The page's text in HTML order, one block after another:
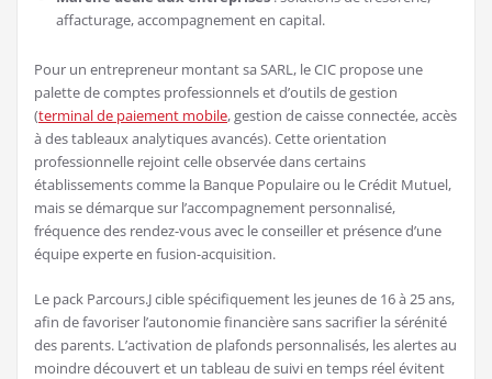
affacturage, accompagnement en capital.
Pour un entrepreneur montant sa SARL, le CIC propose une
palette de comptes professionnels et d’outils de gestion
(terminal de paiement mobile, gestion de caisse connectée, accès
à des tableaux analytiques avancés). Cette orientation
professionnelle rejoint celle observée dans certains
établissements comme la Banque Populaire ou le Crédit Mutuel,
mais se démarque sur l’accompagnement personnalisé,
fréquence des rendez-vous avec le conseiller et présence d’une
équipe experte en fusion-acquisition.
Le pack Parcours.J cible spécifiquement les jeunes de 16 à 25 ans,
afin de favoriser l’autonomie financière sans sacrifier la sérénité
des parents. L’activation de plafonds personnalisés, les alertes au
moindre découvert et un tableau de suivi en temps réel évitent